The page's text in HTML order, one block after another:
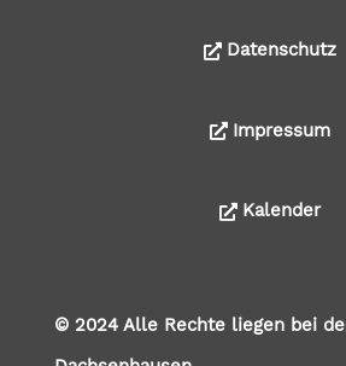
Datenschutz
Impressum
Kalender
© 2024 Alle Rechte liegen bei